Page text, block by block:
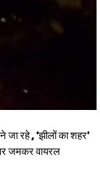
जा रहे , ‘झीलों का शहर’
जमकर वायरल